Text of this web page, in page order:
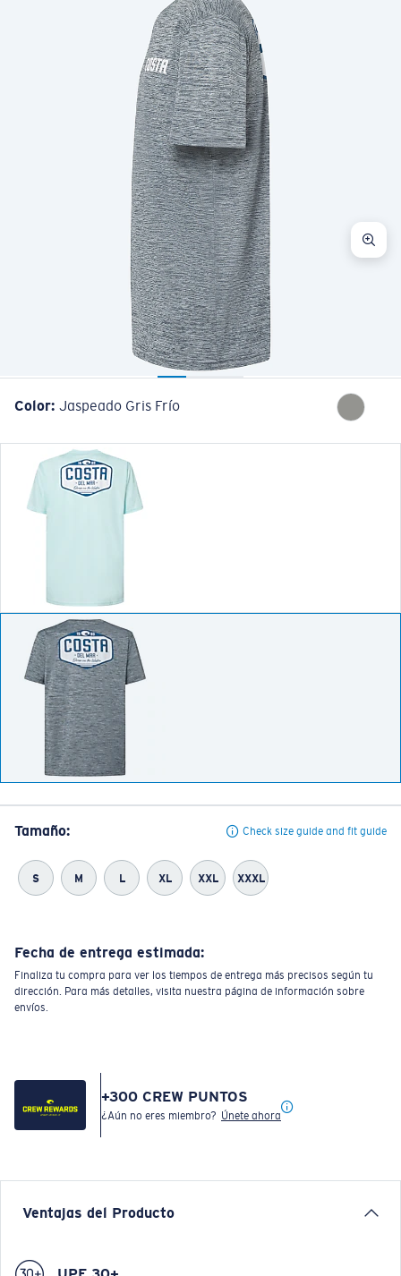
Color: Jaspeado Gris Frío
Tamaño: Check size guide and fit guide
S M L XL XXL XXXL
Fecha de entrega estimada:
Finaliza tu compra para ver los tiempos de entrega más precisos según tu
dirección. Para más detalles, visita nuestra página de información sobre
envíos.
+300 CREW PUNTOS
¿Aún no eres miembro? Únete ahora
Ventajas del Producto